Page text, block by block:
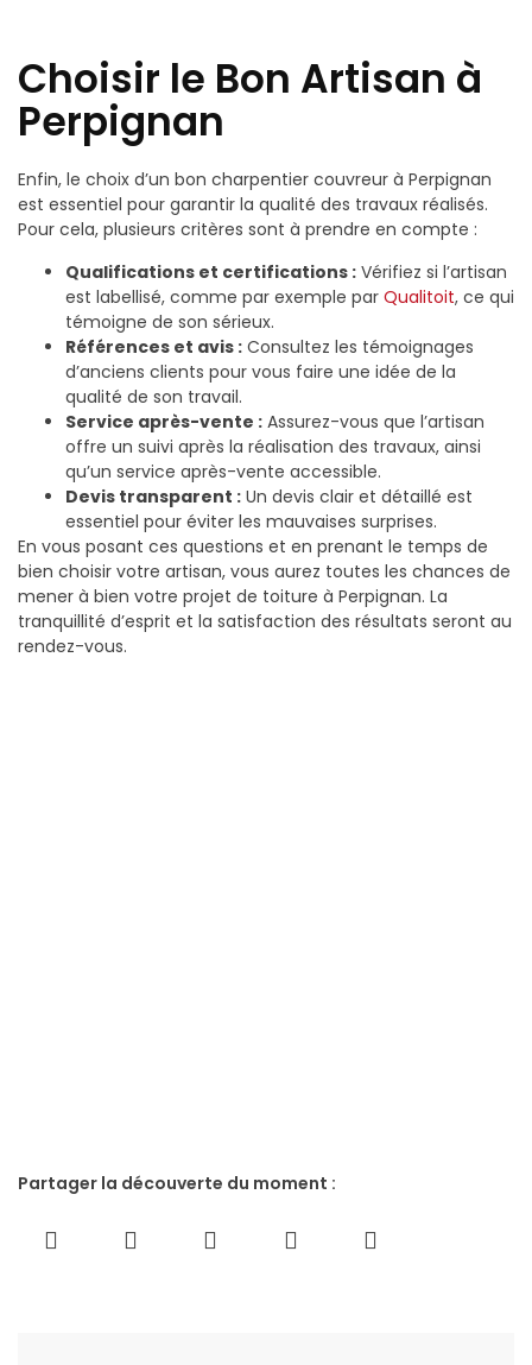
Choisir le Bon Artisan à
Perpignan
Enfin, le choix d’un bon charpentier couvreur à Perpignan
est essentiel pour garantir la qualité des travaux réalisés.
Pour cela, plusieurs critères sont à prendre en compte :
Qualifications et certifications : Vérifiez si l’artisan
est labellisé, comme par exemple par Qualitoit, ce qui
témoigne de son sérieux.
Références et avis : Consultez les témoignages
d’anciens clients pour vous faire une idée de la
qualité de son travail.
Service après-vente : Assurez-vous que l’artisan
offre un suivi après la réalisation des travaux, ainsi
qu’un service après-vente accessible.
Devis transparent : Un devis clair et détaillé est
essentiel pour éviter les mauvaises surprises.
En vous posant ces questions et en prenant le temps de
bien choisir votre artisan, vous aurez toutes les chances de
mener à bien votre projet de toiture à Perpignan. La
tranquillité d’esprit et la satisfaction des résultats seront au
rendez-vous.
Partager la découverte du moment :